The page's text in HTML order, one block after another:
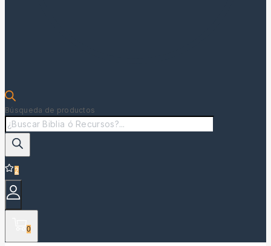
Búsqueda de productos
2
0